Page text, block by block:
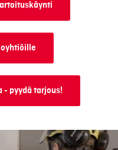
pyydä tarjous!